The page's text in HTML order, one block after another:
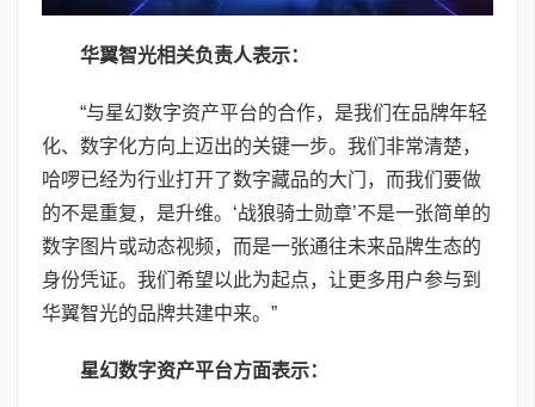
华翼智光相关负责人表示：
“与星幻数字资产平台的合作，是我们在品牌年轻
化、数字化方向上迈出的关键一步。我们非常清楚，
哈啰已经为行业打开了数字藏品的大门，而我们要做
的不是重复，是升维。‘战狼骑士勋章’不是一张简单的
数字图片或动态视频，而是一张通往未来品牌生态的
身份凭证。我们希望以此为起点，让更多用户参与到
华翼智光的品牌共建中来。”
星幻数字资产平台方面表示：